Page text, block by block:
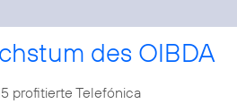
des OIBDA
profitierte Telefónica